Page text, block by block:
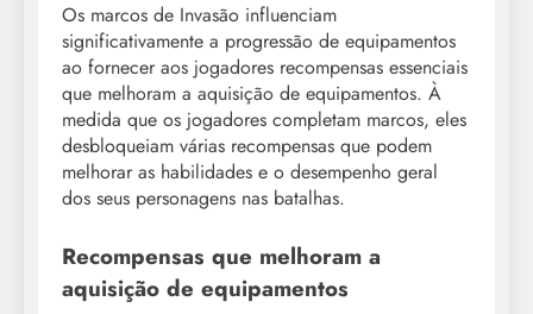
Os marcos de Invasão influenciam
significativamente a progressão de equipamentos
ao fornecer aos jogadores recompensas essenciais
que melhoram a aquisição de equipamentos. À
medida que os jogadores completam marcos, eles
desbloqueiam várias recompensas que podem
melhorar as habilidades e o desempenho geral
dos seus personagens nas batalhas.
Recompensas que melhoram a
aquisição de equipamentos